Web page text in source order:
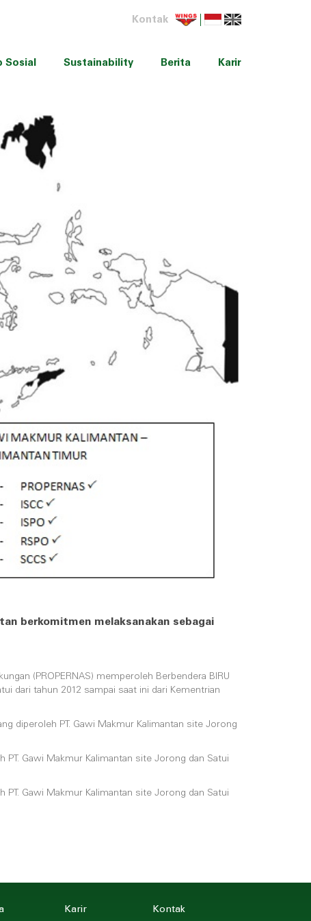
Kontak
Sosial Sustainability Berita Karir
berkomitmen melaksanakan sebagai
(PROPERNAS) memperoleh Berbendera BIRU
dari tahun 2012 sampai saat ini dari Kementrian
diperoleh PT. Gawi Makmur Kalimantan site Jorong
PT. Gawi Makmur Kalimantan site Jorong dan Satui
PT. Gawi Makmur Kalimantan site Jorong dan Satui
Karir Kontak